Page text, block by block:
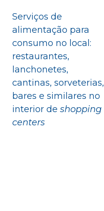
Serviços de
alimentação para
consumo no local:
restaurantes,
lanchonetes,
cantinas, sorveterias,
bares e similares no
interior de shopping
centers